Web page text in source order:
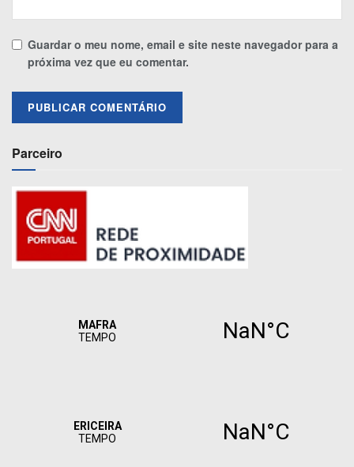
Guardar o meu nome, email e site neste navegador para a
próxima vez que eu comentar.
Parceiro